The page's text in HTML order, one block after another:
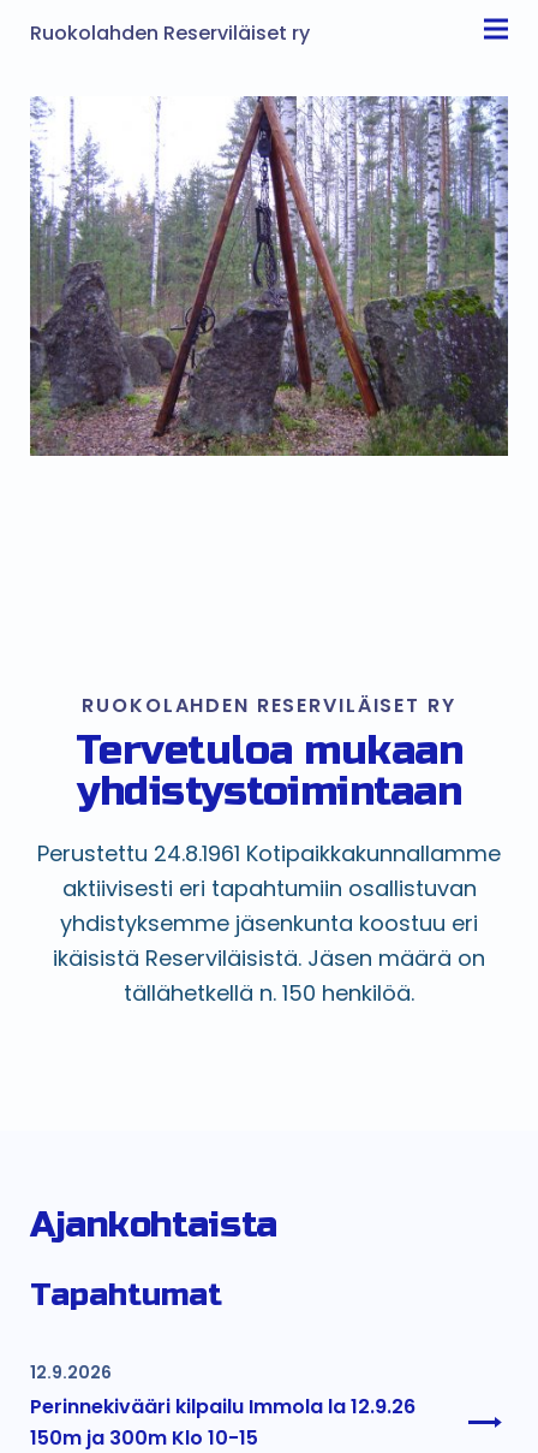
Ruokolahden Reserviläiset ry
RUOKOLAHDEN RESERVILÄISET RY
Tervetuloa mukaan
yhdistystoimintaan
Perustettu 24.8.1961 Kotipaikkakunnallamme
aktiivisesti eri tapahtumiin osallistuvan
yhdistyksemme jäsenkunta koostuu eri
ikäisistä Reserviläisistä. Jäsen määrä on
tällähetkellä n. 150 henkilöä.
Ajankohtaista
Tapahtumat
12.9.2026
Perinnekivääri kilpailu Immola la 12.9.26
150m ja 300m Klo 10-15